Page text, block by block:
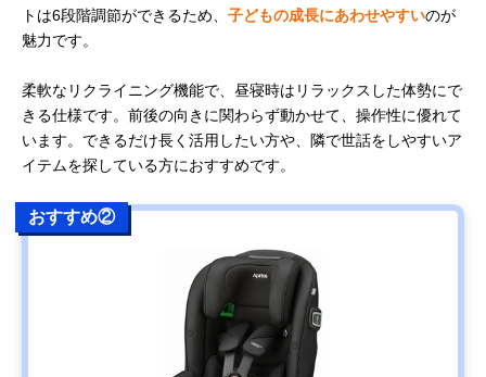
トは6段階調節ができるため、 子どもの成長にあわせやすいのが
魅力です。
柔軟なリクライニング機能で、昼寝時はリラックスした体勢にで
きる仕様です。前後の向きに関わらず動かせて、操作性に優れて
います。できるだけ長く活用したい方や、隣で世話をしやすいア
イテムを探している方におすすめです。
おすすめ②